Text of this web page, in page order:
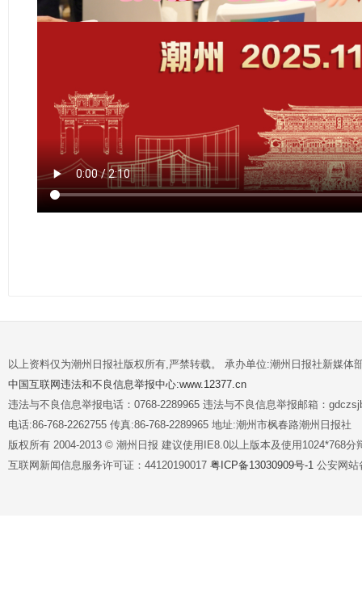
以上资料仅为潮州日报社版权所有,严禁转载。 承办单位:潮州日报社新媒体
中国互联网违法和不良信息举报中心:www.12377.cn
违法与不良信息举报电话：0768-2289965 违法与不良信息举报邮箱：
电话:86-768-2262755 传真:86-768-2289965 地址:潮州市枫春路潮州日报社
版权所有 2004-2013 © 潮州日报 建议使用IE8.0以上版本及使用1024*768分
互联网新闻信息服务许可证：44120190017 粤ICP备13030909号-1 公安网站